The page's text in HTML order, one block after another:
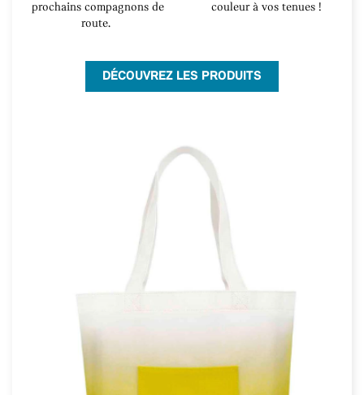
prochains compagnons de
route.
couleur à vos tenues !
DÉCOUVREZ LES PRODUITS